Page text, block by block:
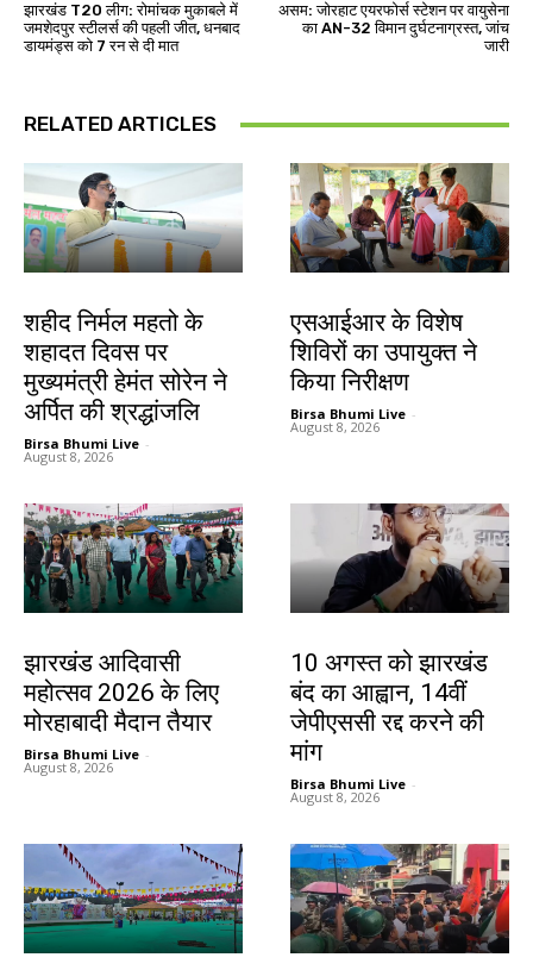
झारखंड T20 लीग: रोमांचक मुकाबले में
जमशेदपुर स्टीलर्स की पहली जीत, धनबाद
डायमंड्स को 7 रन से दी मात
असम: जोरहाट एयरफोर्स स्टेशन पर वायुसेना
का AN-32 विमान दुर्घटनाग्रस्त, जांच
जारी
RELATED ARTICLES
शहीद निर्मल महतो के
शहादत दिवस पर
मुख्यमंत्री हेमंत सोरेन ने
अर्पित की श्रद्धांजलि
Birsa Bhumi Live -
August 8, 2026
एसआईआर के विशेष
शिविरों का उपायुक्त ने
किया निरीक्षण
Birsa Bhumi Live -
August 8, 2026
झारखंड आदिवासी
महोत्सव 2026 के लिए
मोरहाबादी मैदान तैयार
Birsa Bhumi Live -
August 8, 2026
10 अगस्त को झारखंड
बंद का आह्वान, 14वीं
जेपीएससी रद्द करने की
मांग
Birsa Bhumi Live -
August 8, 2026